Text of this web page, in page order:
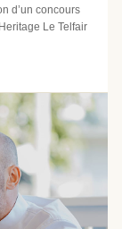
d’un concours
Le Telfair